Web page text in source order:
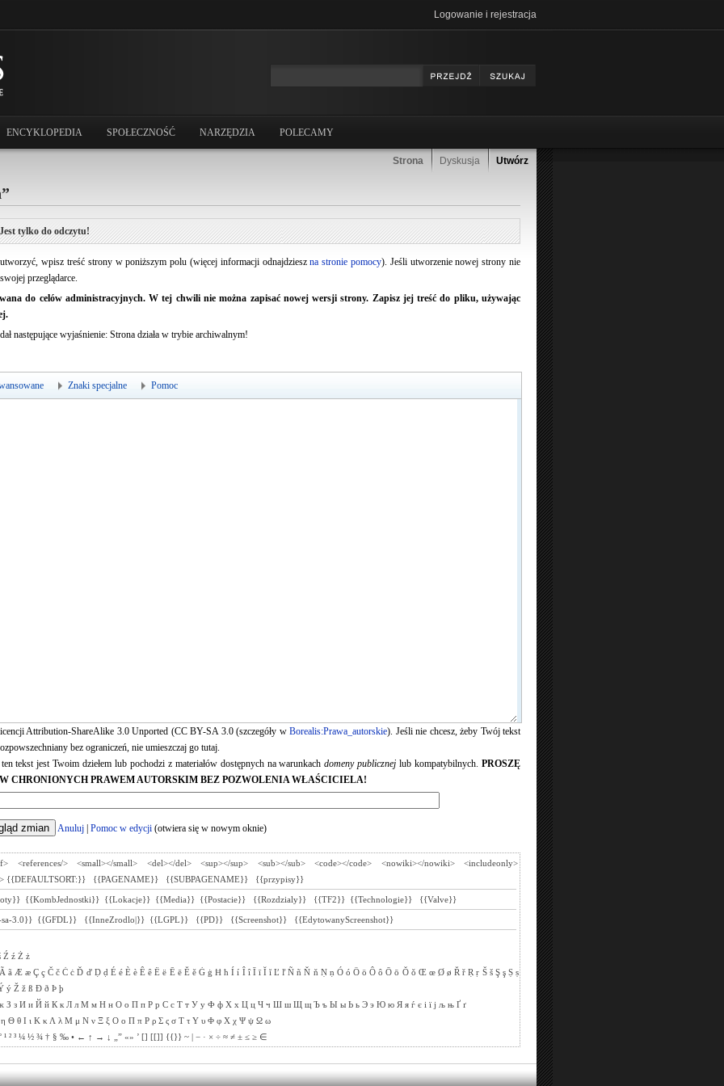
Logowanie i rejestracja
ENCYKLOPEDIA SPOŁECZNOŚĆ NARZĘDZIA POLECAMY
Strona Dyskusja Utwórz
tylko do odczytu!
wpisz treść strony w poniższym polu (więcej informacji odnajdzieszna stronie pomocy). Jeśli utworzenie nowej strony nie
przeglądarce.
do celów administracyjnych. W tej chwili nie można zapisać nowej wersji strony. Zapisz jej treść do pliku, używając
następujące wyjaśnienie: Strona działa w trybie archiwalnym!
Znaki specjalne Pomoc
Attribution-ShareAlike 3.0 Unported (CC BY-SA 3.0 (szczegóły wBorealis:Prawa_autorskie). Jeśli nie chcesz, żeby Twój tekst
bez ograniczeń, nie umieszczaj go tutaj.
tekst jest Twoim dziełem lub pochodzi z materiałów dostępnych na warunkachdomeny publicznej lub kompatybilnych.PROSZĘ
CHRONIONYCH PRAWEM AUTORSKIM BEZ POZWOLENIA WŁAŚCICIELA!
Anuluj Pomoc w edycji (otwiera się w nowym oknie)
<references/> <small></small> <del></del> <sup></sup> <sub></sub> <code></code> <nowiki></nowiki>
<includeonly>
{{DEFAULTSORT:}} {{PAGENAME}} {{SUBPAGENAME}} {{przypisy}}
{{KombJednostki}} {{Lokacje}} {{Media}} {{Postacie}} {{Rozdzialy}} {{TF2}} {{Technologie}} {{Valve}}
3.0}} {{GFDL}} {{InneZrodlo|}} {{LGPL}} {{PD}} {{Screenshot}} {{EdytowanyScreenshot}}
Ź ź Ż ż
ã Æ æ Ç ç Č č Ċ ċ Ď ď Ḍ ḍ É é È è Ê ê Ë ë Ē ē Ě ě Ġ ġ Ħ ħ Í í Î î Ī ī Ĭ ĭ Ľ ľ Ñ ñ Ň ň Ṇ ṇ Ó ó Ö ö Ô ô Ō ō Ǒ ǒ Œ œ Ø ø Ř ř Ṛ ṛ Š š Ş ş Ṣ ṣ
ý Ž ž ß Ð ð Þ þ
З з И и Й й К к Л л М м Н н О о П п Р р С с Т т У у Ф ф Х х Ц ц Ч ч Ш ш Щ щ Ъ ъ Ы ы Ь ь Э э Ю ю Я я ѓ є і ї ј љ њ Ґ ґ
η Θ θ Ι ι Κ κΛ λ Μ μ Ν ν Ξ ξ Ο ο Π π Ρ ρ Σ ς σ Τ τ Υ υ Φ φ Χ χ Ψ ψ Ω ω
¹ ² ³ ¼ ½ ¾ † § ‰ • ← ↑ → ↓ „” «» ’ [] [[]] {{}} ~ − · × ÷ ≈ ≠ ± ≤ ≥ ∈